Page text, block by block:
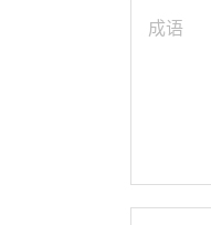
成语